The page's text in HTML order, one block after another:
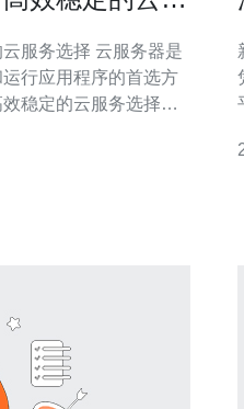
云服务器是
行应用程序的首选方
稳定的云服务选择，
术。